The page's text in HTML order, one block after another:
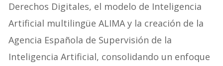
Derechos Digitales, el modelo de Inteligencia
Artificial multilingüe ALIMA y la creación de la
Agencia Española de Supervisión de la
Inteligencia Artificial, consolidando un enfoque